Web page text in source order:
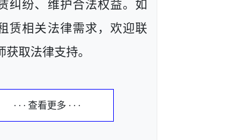
纠纷、维护合法权益。如
赁相关法律需求，欢迎联
获取法律支持。
· · · 查看更多 · · ·